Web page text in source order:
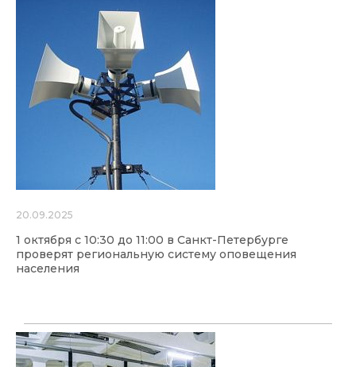
20.09.2025
1 октября с 10:30 до 11:00 в Санкт-Петербурге
проверят региональную систему оповещения
населения